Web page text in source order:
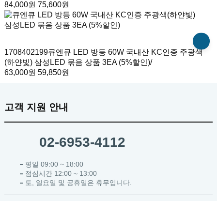
84,000원 75,600원
1708402199큐엔큐 LED 방등 60W 국내산 KC인증 주광색
(하얀빛) 삼성LED 묶음 상품 3EA (5%할인)/
63,000원 59,850원
고객 지원 안내
02-6953-4112
평일 09:00 ~ 18:00
점심시간 12:00 ~ 13:00
토, 일요일 및 공휴일은 휴무입니다.